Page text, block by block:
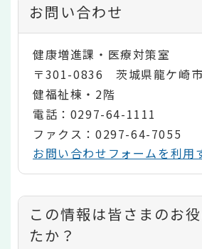
お問い合わせ
健康増進課・医療対策室
〒301-0836 茨城県龍ケ崎
健福祉棟・2階
電話：0297-64-1111
ファクス：0297-64-7055
お問い合わせフォームを利用
コ
ン
この情報は皆さまのお
たか？